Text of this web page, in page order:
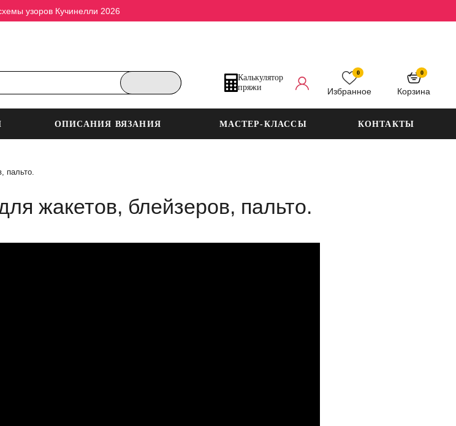
узоров Кучинелли 2026
Калькулятор
пряжи
Избранное
0
Корзина
0
ОПИСАНИЯ ВЯЗАНИЯ МАСТЕР-КЛАССЫ КОНТАКТЫ
пальто.
жакетов, блейзеров, пальто.